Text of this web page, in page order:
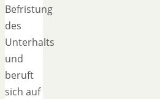
Befristung
des
Unterhalts
und
beruft
sich auf